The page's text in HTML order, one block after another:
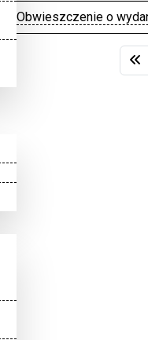
Spis artykułów
Obwieszczenie o